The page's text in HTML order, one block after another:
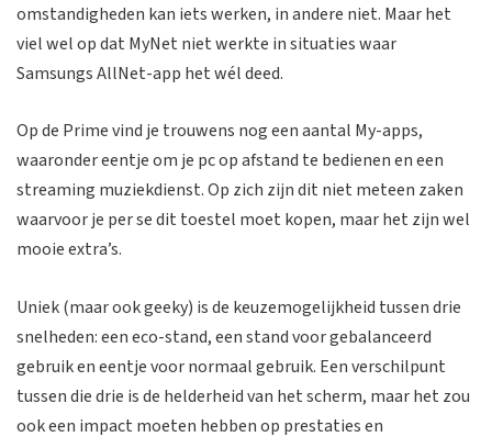
omstandigheden kan iets werken, in andere niet. Maar het
viel wel op dat MyNet niet werkte in situaties waar
Samsungs AllNet-app het wél deed.
Op de Prime vind je trouwens nog een aantal My-apps,
waaronder eentje om je pc op afstand te bedienen en een
streaming muziekdienst. Op zich zijn dit niet meteen zaken
waarvoor je per se dit toestel moet kopen, maar het zijn wel
mooie extra’s.
Uniek (maar ook geeky) is de keuzemogelijkheid tussen drie
snelheden: een eco-stand, een stand voor gebalanceerd
gebruik en eentje voor normaal gebruik. Een verschilpunt
tussen die drie is de helderheid van het scherm, maar het zou
ook een impact moeten hebben op prestaties en